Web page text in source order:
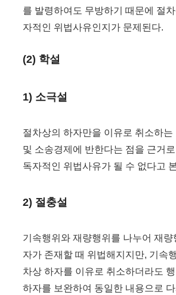
를 발령하여도 무방하기 때문에 절
자적인 위법사유인지가 문제된다.
(2) 학설
1) 소극설
절차상의 하자만을 이유로 취소하는
및 소송경제에 반한다는 점을 근거
독자적인 위법사유가 될 수 없다고
2) 절충설
기속행위와 재량행위를 나누어 재
자가 존재할 때 위법해지지만, 기속
차상 하자를 이유로 취소하더라도
하자를 보완하여 동일한 내용으로